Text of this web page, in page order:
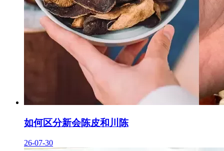
如何区分新会陈皮和川陈
26-07-30